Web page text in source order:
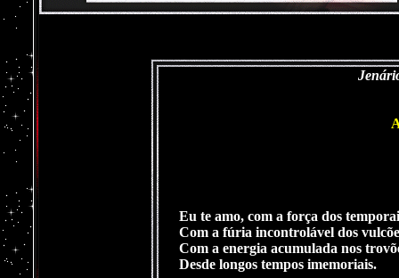
Eu te amo, com a força dos
Com a fúria incontrolável dos
Com a energia acumulada nos
Desde longos tempos imemoriais.